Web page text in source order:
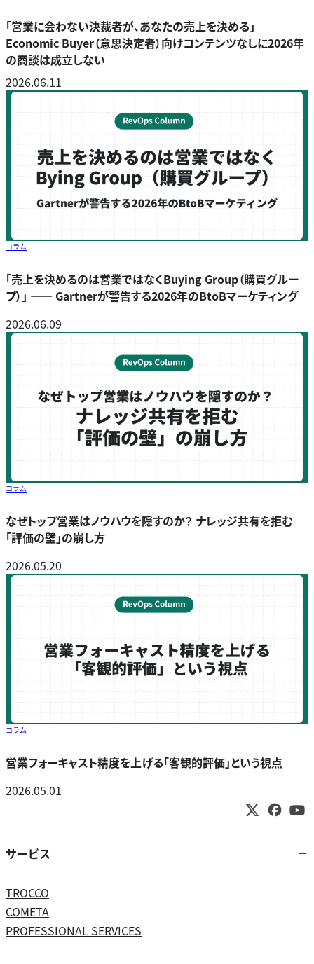
「営業に会わない決裁者が、あなたの売上を決める」 ――
Economic Buyer（意思決定者）向けコンテンツなしに2026年
の商談は成立しない
2026.06.11
コラム
「売上を決めるのは営業ではなくBuying Group（購買グルー
プ）」 ―― Gartnerが警告する2026年のBtoBマーケティング
2026.06.09
コラム
なぜトップ営業はノウハウを隠すのか？ ナレッジ共有を拒む
「評価の壁」の崩し方
2026.05.20
コラム
営業フォーキャスト精度を上げる「客観的評価」という視点
2026.05.01
サービス
TROCCO
COMETA
PROFESSIONAL SERVICES